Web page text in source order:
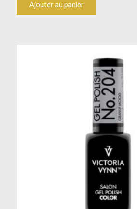
Ajouter au panier